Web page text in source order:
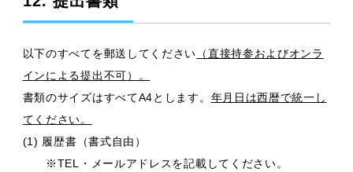
以下のすべてを郵送してください （直接持参およびオンラ
インによる提出不可）。
書類のサイズはすべてA4とします。 年月日は西暦で統一し
てください。
(1) 履歴書（書式自由）
※TEL・メールアドレスを記載してください。